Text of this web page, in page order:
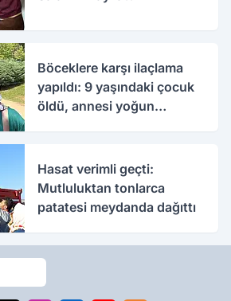
Böceklere karşı ilaçlama
yapıldı: 9 yaşındaki çocuk
öldü, annesi yoğun
Hasat verimli geçti:
Mutluluktan tonlarca
patatesi meydanda dağıttı